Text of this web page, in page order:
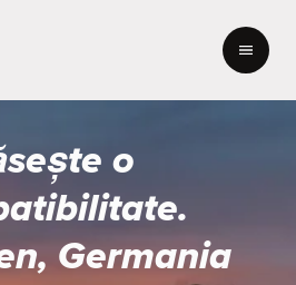
o
Germania